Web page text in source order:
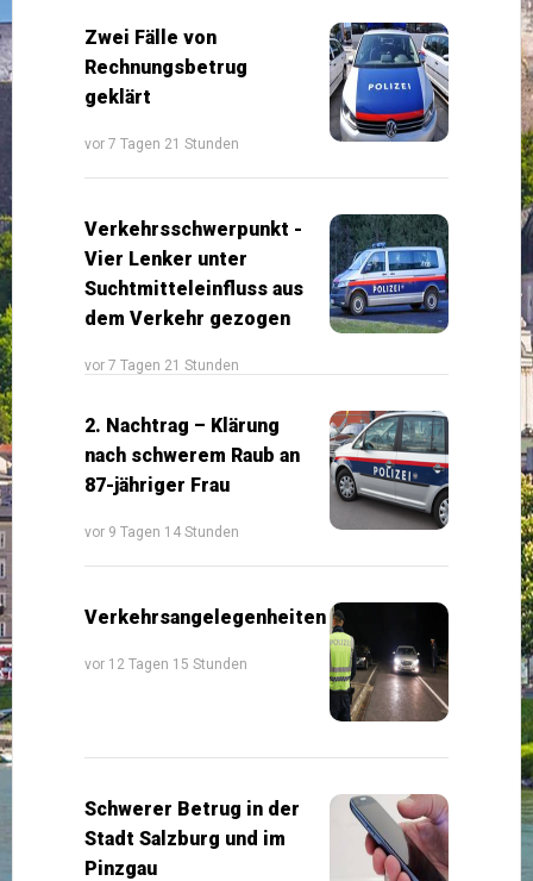
Zwei Fälle von
Rechnungsbetrug
geklärt
vor 7 Tagen 21 Stunden
Verkehrsschwerpunkt -
Vier Lenker unter
Suchtmitteleinfluss aus
dem Verkehr gezogen
vor 7 Tagen 21 Stunden
2. Nachtrag – Klärung
nach schwerem Raub an
87-jähriger Frau
vor 9 Tagen 14 Stunden
Verkehrsangelegenheiten
vor 12 Tagen 15 Stunden
Schwerer Betrug in der
Stadt Salzburg und im
Pinzgau